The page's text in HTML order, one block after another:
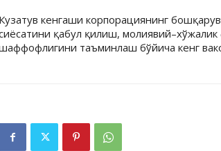
Кузатув кенгаши корпорациянинг
қабул қилиш,
таъминлаш бўйича кенг